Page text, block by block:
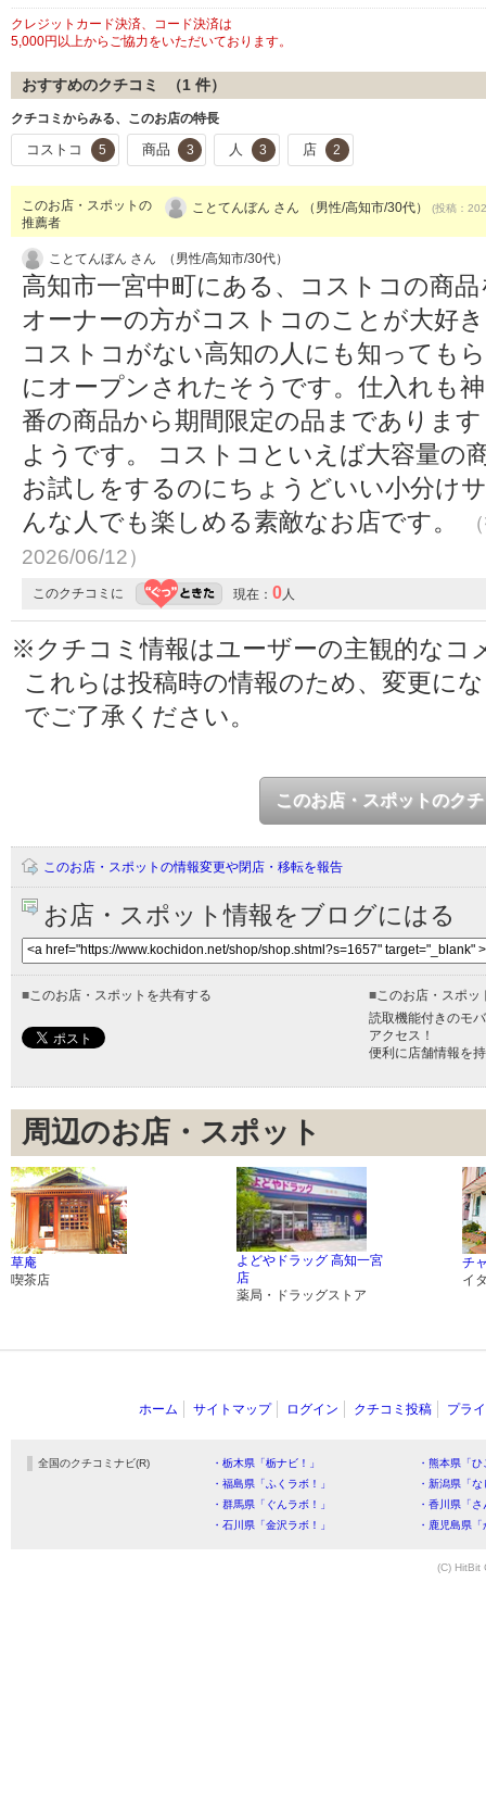
クレジットカード決済、コード決済は
5,000円以上からご協力をいただいております。
おすすめのクチコミ （1 件）
クチコミからみる、このお店の特長
コストコ 5 商品 3 人 3 店 2
このお店・スポットの
推薦者
ことてんぼん さん （男性/高知市/30代） (投稿：
ことてんぼん さん （男性/高知市/30代）
高知市一宮中町にある、コストコの商
オーナーの方がコストコのことが大好
コストコがない高知の人にも知っても
にオープンされたそうです。仕入れも
番の商品から期間限定の品までありま
ようです。 コストコといえば大容量の
お試しをするのにちょうどいい小分け
んな人でも楽しめる素敵なお店です。
2026/06/12）
このクチコミに 現在： 0 人
※クチコミ情報はユーザーの主観的なコ
これらは投稿時の情報のため、変更に
でご了承ください。
このお店・スポットのク
このお店・スポットの情報変更や閉店・移転を報告
お店・スポット情報をブログにはる
■ このお店・スポットを共有する ■ このお店・スポ
読取機能付きのモ
アクセス！
便利に店舗情報を
周辺のお店・スポット
草庵
喫茶店
よどやドラッグ 高知一宮
店
薬局・ドラッグストア
チ
イ
ホーム サイトマップ ログイン クチコミ投稿 プラ
全国のクチコミナビ(R) ・栃木県「栃ナビ！」
・熊本県「
・福島県「ふくラボ！」
・新潟県「
・群馬県「ぐんラボ！」
・香川県「
・石川県「金沢ラボ！」
・鹿児島県
(C) HitBit